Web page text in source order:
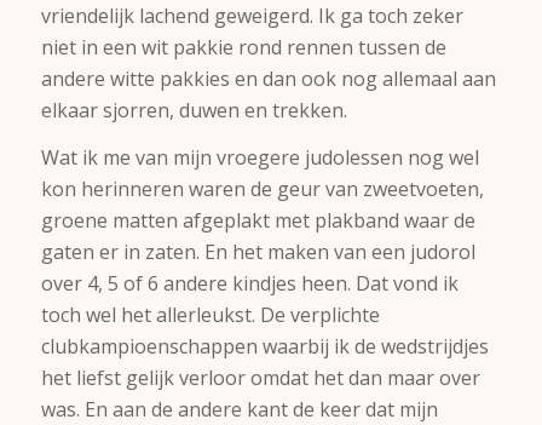
vriendelijk lachend geweigerd. Ik ga toch zeker
niet in een wit pakkie rond rennen tussen de
andere witte pakkies en dan ook nog allemaal aan
elkaar sjorren, duwen en trekken.
Wat ik me van mijn vroegere judolessen nog wel
kon herinneren waren de geur van zweetvoeten,
groene matten afgeplakt met plakband waar de
gaten er in zaten. En het maken van een judorol
over 4, 5 of 6 andere kindjes heen. Dat vond ik
toch wel het allerleukst. De verplichte
clubkampioenschappen waarbij ik de wedstrijdjes
het liefst gelijk verloor omdat het dan maar over
was. En aan de andere kant de keer dat mijn